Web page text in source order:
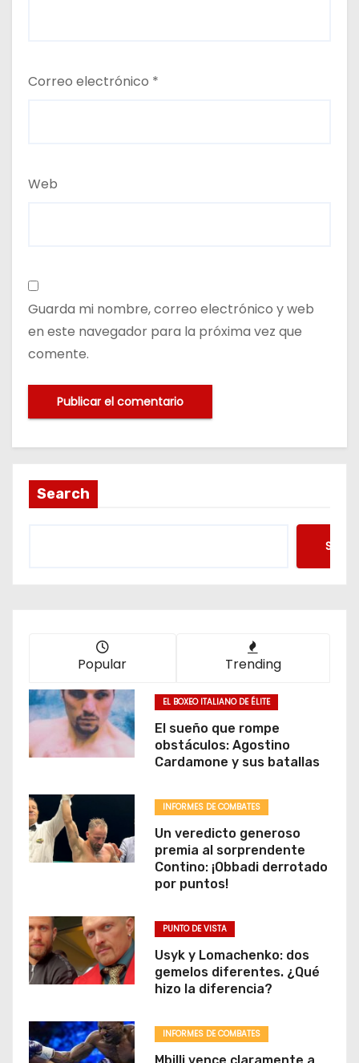
Correo electrónico *
Web
Guarda mi nombre, correo electrónico y web
en este navegador para la próxima vez que
comente.
Search
Popular Trending
EL BOXEO ITALIANO DE ÉLITE
El sueño que rompe
obstáculos: Agostino
Cardamone y sus batallas
INFORMES DE COMBATES
Un veredicto generoso
premia al sorprendente
Contino: ¡Obbadi derrotado
por puntos!
PUNTO DE VISTA
Usyk y Lomachenko: dos
gemelos diferentes. ¿Qué
hizo la diferencia?
INFORMES DE COMBATES
Mbilli vence claramente a